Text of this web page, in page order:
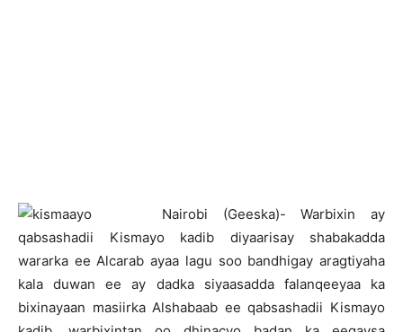
Nairobi (Geeska)- Warbixin ay
qabsashadii Kismayo kadib diyaarisay shabakadda
wararka ee Alcarab ayaa lagu soo bandhigay aragtiyaha
kala duwan ee ay dadka siyaasadda falanqeeyaa ka
bixinayaan masiirka Alshabaab ee qabsashadii Kismayo